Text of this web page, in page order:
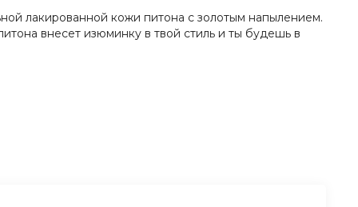
лакированной кожи питона с золотым напылением.
внесет изюминку в твой стиль и ты будешь в